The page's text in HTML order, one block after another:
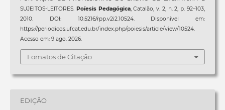
SUJEITOS-LEITORES. Poíesis Pedagógica, Catalão, v. 2, n. 2, p. 92–103,
2010. DOI: 10.5216/rpp.v2i2.10524. Disponível em:
https://periodicos.ufcat.edu.br/index.php/poiesis/article/view/10524.
Acesso em: 9 ago. 2026.
Fomatos de Citação
EDIÇÃO